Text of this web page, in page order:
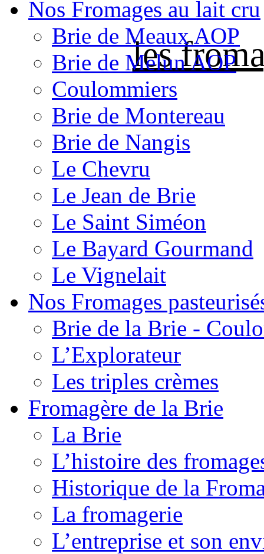
les
Nos Fromages au lait cru
Brie de Meaux AOP
Brie de Melun AOP
Coulommiers
Brie de Montereau
Brie de Nangis
Le Chevru
Le Jean de Brie
Le Saint Siméon
Le Bayard Gourmand
Le Vignelait
Nos Fromages
Brie de la Brie -
L’Explorateur
Les triples crèmes
Fromagère de la Brie
La Brie
L’histoire des
Historique de la
La fromagerie
L’entreprise et son